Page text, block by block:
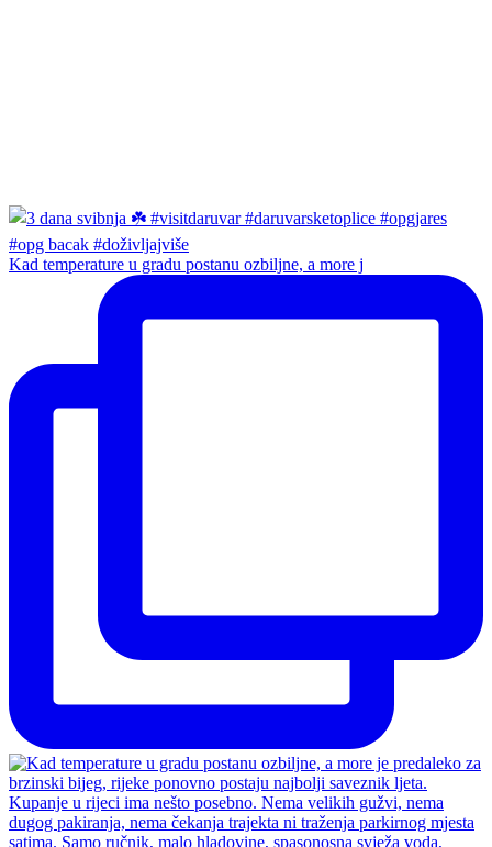
Kad temperature u gradu postanu ozbiljne, a more j